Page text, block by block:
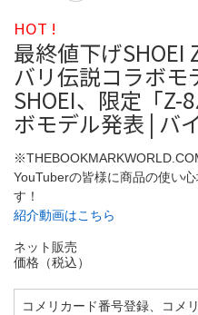
HOT !
最終値下げSHOEI
バリ伝説コラボモ
SHOEI、限定「Z-
ボモデル発表 | バ
YouTuberの皆様に商品の使い
す！
紹介動画はこちら
ネット販売
価格（税込）
コメリカード番号登録、コメ